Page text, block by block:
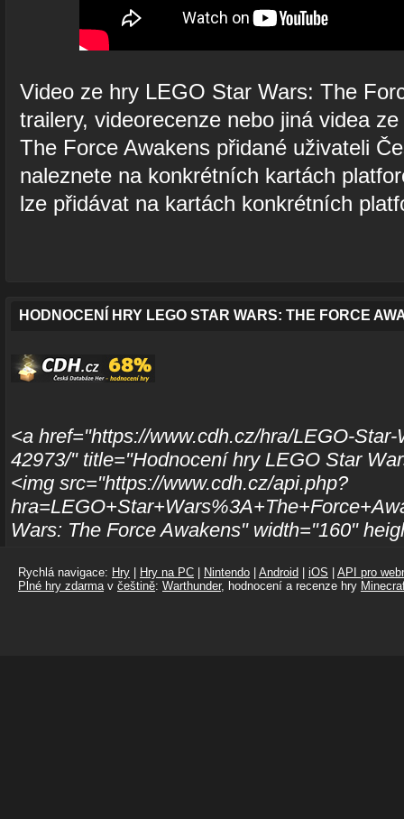
Video ze hry LEGO Star Wars: The
trailery, videorecenze nebo jiná videa
The Force Awakens přidané uživateli
naleznete na konkrétních kartách
lze přidávat na kartách konkrétních
HODNOCENÍ HRY LEGO STAR WARS: THE FORCE
<a href="https://www.cdh.cz/hra/LEGO-
42973/" title="Hodnocení hry LEGO Star
<img src="https://www.cdh.cz/api.php?
Wars: The Force Awakens" width="160"
Rychlá navigace: Hry Hry na PC Nintendo Android iOS
API pro
Plné hry zdarmav češtině: Warthunder, hodnocení a recenze hry